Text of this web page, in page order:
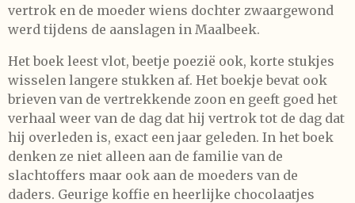
vertrok en de moeder wiens dochter zwaargewond
werd tijdens de aanslagen in Maalbeek.
Het boek leest vlot, beetje poezië ook, korte stukjes
wisselen langere stukken af. Het boekje bevat ook
brieven van de vertrekkende zoon en geeft goed het
verhaal weer van de dag dat hij vertrok tot de dag dat
hij overleden is, exact een jaar geleden. In het boek
denken ze niet alleen aan de familie van de
slachtoffers maar ook aan de moeders van de
daders. Geurige koffie en heerlijke chocolaatjes